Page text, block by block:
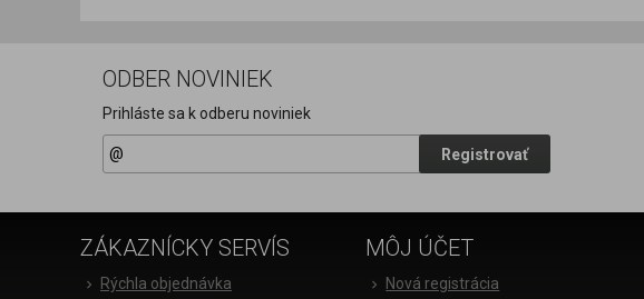
ODBER NOVINIEK
Prihláste sa k odberu noviniek
Registrovať
ZÁKAZNÍCKY SERVÍS
Rýchla objednávka
MÔJ ÚČET
Nová registrácia